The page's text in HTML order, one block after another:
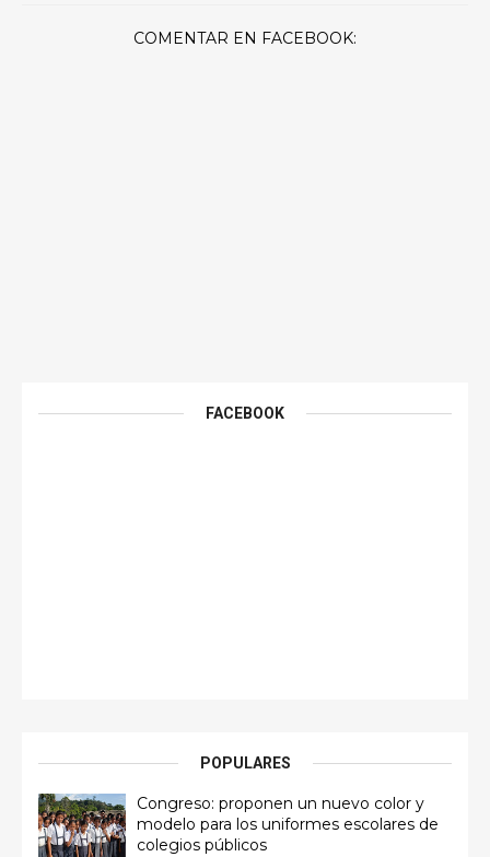
COMENTAR EN FACEBOOK:
FACEBOOK
POPULARES
Congreso: proponen un nuevo color y
modelo para los uniformes escolares de
colegios públicos